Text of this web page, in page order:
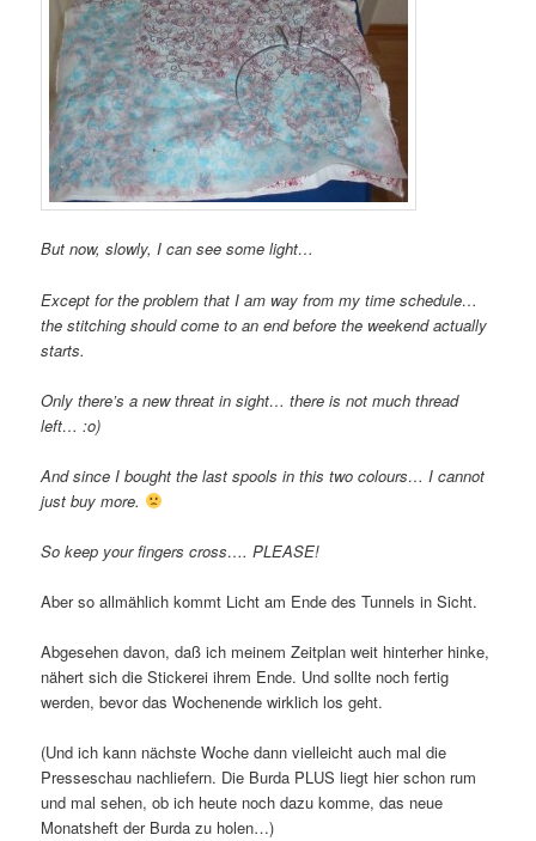
But now, slowly, I can see some light…
Except for the problem that I am way from my time schedule…
the stitching should come to an end before the weekend actually
starts.
Only there’s a new threat in sight… there is not much thread
left… :o)
And since I bought the last spools in this two colours… I cannot
just buy more.
So keep your fingers cross…. PLEASE!
Aber so allmählich kommt Licht am Ende des Tunnels in Sicht.
Abgesehen davon, daß ich meinem Zeitplan weit hinterher hinke,
nähert sich die Stickerei ihrem Ende. Und sollte noch fertig
werden, bevor das Wochenende wirklich los geht.
(Und ich kann nächste Woche dann vielleicht auch mal die
Presseschau nachliefern. Die Burda PLUS liegt hier schon rum
und mal sehen, ob ich heute noch dazu komme, das neue
Monatsheft der Burda zu holen…)